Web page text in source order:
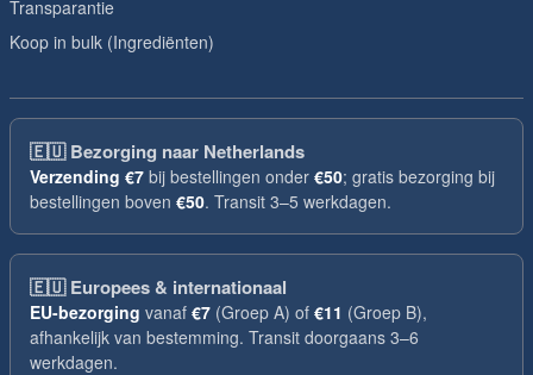
Transparantie
Koop in bulk (Ingrediënten)
🇪🇺Bezorging naar Netherlands
Verzending €7 bij bestellingen onder €50; gratis bezorging bij
bestellingen boven €50. Transit 3–5 werkdagen.
🇪🇺Europees & internationaal
EU-bezorging vanaf €7 (Groep A) of €11 (Groep B),
afhankelijk van bestemming. Transit doorgaans 3–6
werkdagen.